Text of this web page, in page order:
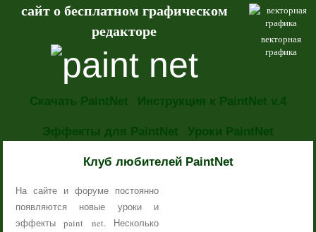
векторная
графика
сайт о бесплатном графическом
редакторе
Скачать PaintNet Инструкция к PaintNet v.4
Эффекты для PaintNet Уроки PaintNet
Клуб любителей PaintNet
На сайте и форуме постоянно
появляются новые уроки и
эффекты paint net. Несколько